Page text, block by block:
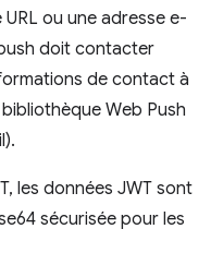
ou une adresse e-
doit contacter
de contact à
Web Push
les données JWT sont
sécurisée pour les